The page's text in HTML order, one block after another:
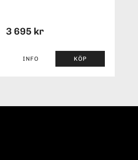
3 695 kr
INFO KÖP